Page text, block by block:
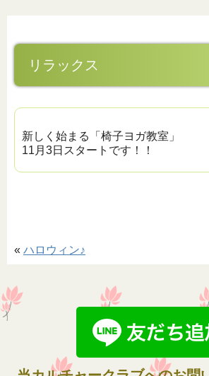
リラックス
新しく始まる「椅子ヨガ教室」
11月3日スタートです！！
« ハロウィン♪